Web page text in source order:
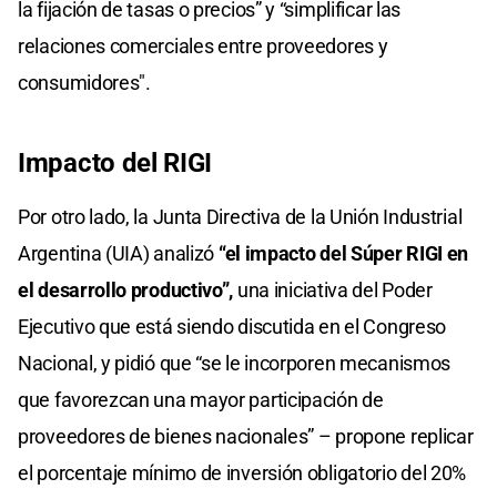
la fijación de tasas o precios” y “simplificar las
relaciones comerciales entre proveedores y
consumidores".
Impacto del RIGI
Por otro lado, la Junta Directiva de la Unión Industrial
Argentina (UIA) analizó “el impacto del Súper RIGI en
el desarrollo productivo”, una iniciativa del Poder
Ejecutivo que está siendo discutida en el Congreso
Nacional, y pidió que “se le incorporen mecanismos
que favorezcan una mayor participación de
proveedores de bienes nacionales” – propone replicar
el porcentaje mínimo de inversión obligatorio del 20%